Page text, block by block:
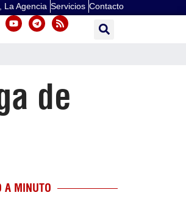
La Agencia Servicios Contacto
de
A MINUTO